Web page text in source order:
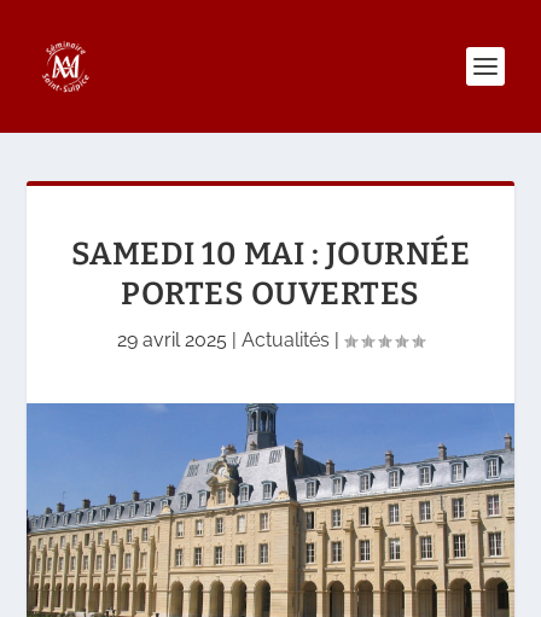
SAMEDI 10 MAI : JOURNÉE
PORTES OUVERTES
29 avril 2025 | Actualités |